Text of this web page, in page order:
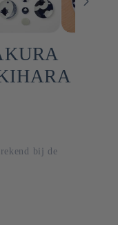
bij de
Default